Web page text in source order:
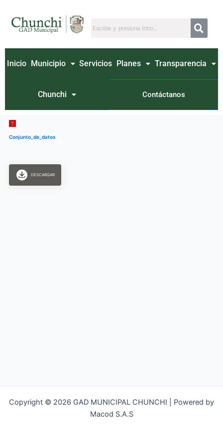
contenido
Inicio Municipio Servicios Planes Transparencia
Chunchi Contáctanos
Conjunto_de_datos
DESCARGAR
Copyright © 2026 GAD MUNICIPAL CHUNCHI | Powered by
Macod S.A.S